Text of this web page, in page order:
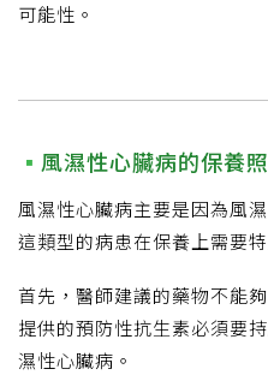
可能性。
風濕性心臟病的保養
風濕性心臟病主要是因為風
這類型的病患在保養上需要特
首先，醫師建議的藥物不能
提供的預防性抗生素必須要
濕性心臟病。